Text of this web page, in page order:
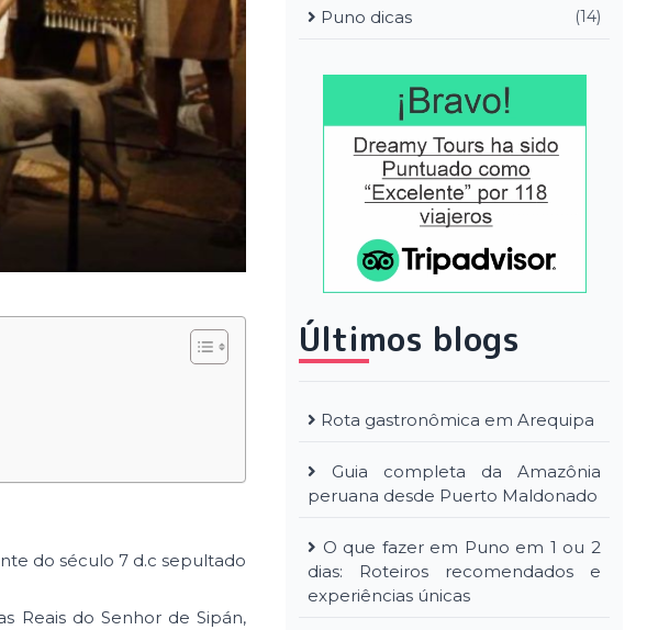
do século 7 d.c sepultado
Reais do Senhor de Sipán,
Puno dicas (14)
Últimos blogs
Rota gastronômica em Arequipa
Guia completa da Amazônia
peruana desde Puerto Maldonado
O que fazer em Puno em 1 ou 2
dias: Roteiros recomendados e
experiências únicas